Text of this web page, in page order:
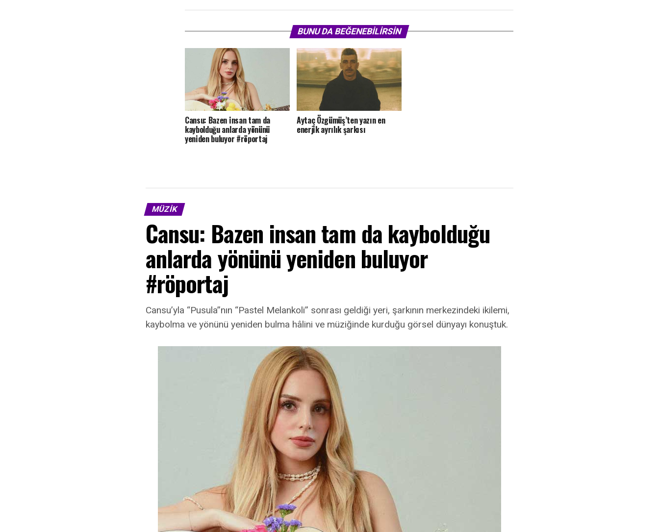
BUNU DA BEĞENEBILIRSIN
Cansu: Bazen insan tam da
kaybolduğu anlarda yönünü
yeniden buluyor #röportaj
Aytaç Özgümüş’ten yazın en
enerjik ayrılık şarkısı
MÜZIK
Cansu: Bazen insan tam da kaybolduğu
anlarda yönünü yeniden buluyor
#röportaj
Cansu’yla “Pusula”nın “Pastel Melankoli” sonrası geldiği yeri, şarkının merkezindeki ikilemi,
kaybolma ve yönünü yeniden bulma hâlini ve müziğinde kurduğu görsel dünyayı konuştuk.